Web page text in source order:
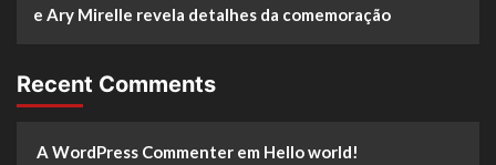
e Ary Mirelle revela detalhes da comemoração
Recent Comments
A WordPress Commenter em Hello world!